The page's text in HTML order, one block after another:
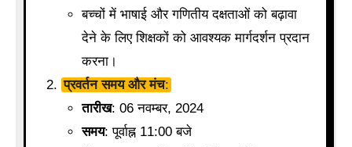
बच्चों में भाषाई और गणितीय दक्षताओं को बढ़ावा
देने के लिए शिक्षकों को आवश्यक मार्गदर्शन प्रदान
करना।
प्रवर्तन समय और मंच:
तारीख: 06 नवम्बर, 2024
समय: पूर्वाह्न 11:00 बजे